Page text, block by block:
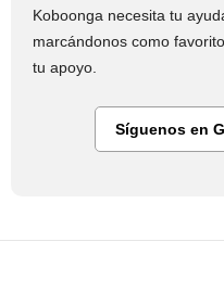
Koboonga necesita tu
marcándonos como
tu apoyo.
Síguenos en